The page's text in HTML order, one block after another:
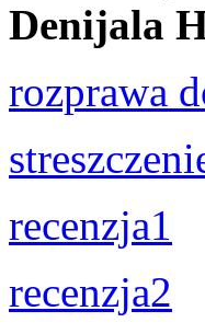
Denijala
rozprawa
recenzja1
recenzja2